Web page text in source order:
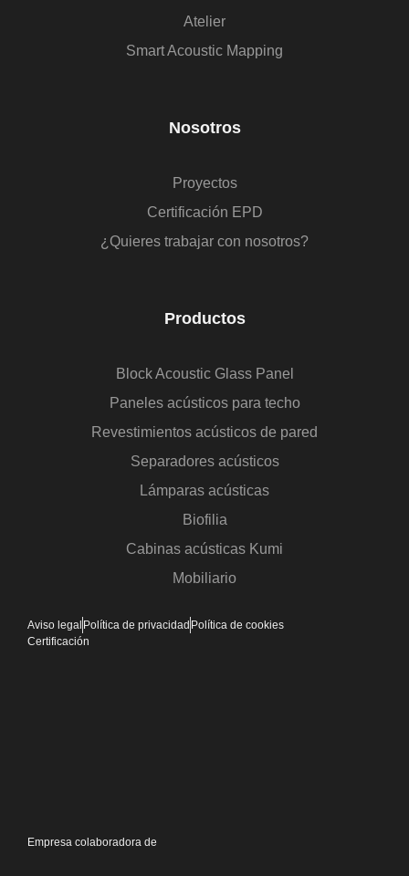
Atelier
Smart Acoustic Mapping
Nosotros
Proyectos
Certificación EPD
¿Quieres trabajar con nosotros?
Productos
Block Acoustic Glass Panel
Paneles acústicos para techo
Revestimientos acústicos de pared
Separadores acústicos
Lámparas acústicas
Biofilia
Cabinas acústicas Kumi
Mobiliario
Empresa colaboradora de
Aviso legal Política de privacidad Política de cookies
Certificación